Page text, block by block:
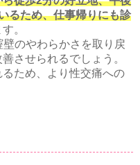
るため、仕事帰りにも診
。
のやわらかさを取り戻
させられるでしょう。
ため、より性交痛への